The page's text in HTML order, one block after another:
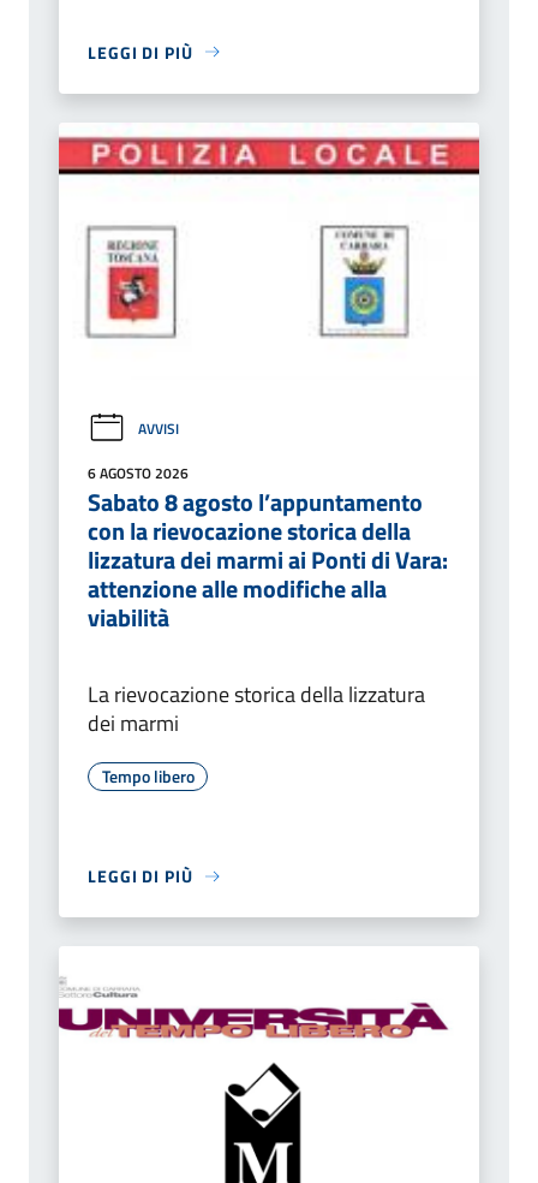
LEGGI DI PIÙ
AVVISI
6 AGOSTO 2026
Sabato 8 agosto l’appuntamento
con la rievocazione storica della
lizzatura dei marmi ai Ponti di Vara:
attenzione alle modifiche alla
viabilità
La rievocazione storica della lizzatura
dei marmi
Tempo libero
LEGGI DI PIÙ